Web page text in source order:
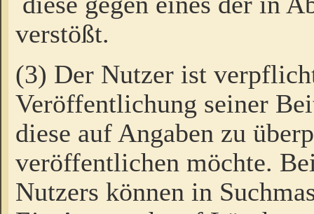
verstößt.
(3) Der Nutzer ist
Veröffentlichung seiner
diese auf Angaben zu
veröffentlichen möchte.
Nutzers können in